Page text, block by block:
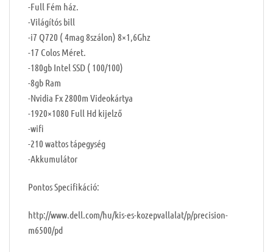
-Full Fém ház.
-Világítós bill
-i7 Q720 ( 4mag 8szálon) 8×1,6Ghz
-17 Colos Méret.
-180gb Intel SSD ( 100/100)
-8gb Ram
-Nvidia Fx 2800m Videokártya
-1920×1080 Full Hd kijelző
-wifi
-210 wattos tápegység
-Akkumulátor
Pontos Specifikáció:
http://www.dell.com/hu/kis-es-kozepvallalat/p/precision-
m6500/pd